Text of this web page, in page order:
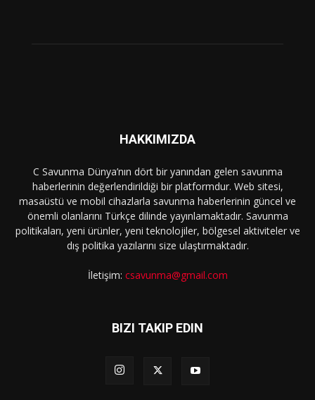
HAKKIMIZDA
C Savunma Dünya’nın dört bir yanından gelen savunma
haberlerinin değerlendirildiği bir platformdur. Web sitesi,
masaüstü ve mobil cihazlarla savunma haberlerinin güncel ve
önemli olanlarını Türkçe dilinde yayınlamaktadır. Savunma
politikaları, yeni ürünler, yeni teknolojiler, bölgesel aktiviteler ve
dış politika yazılarını size ulaştırmaktadır.
İletişim: csavunma@gmail.com
BIZI TAKIP EDIN